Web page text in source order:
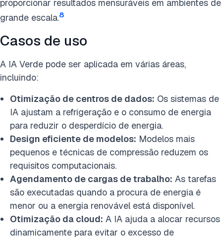
proporcionar resultados mensuráveis em ambientes de
grande escala.8
Casos de uso
A IA Verde pode ser aplicada em várias áreas,
incluindo:
Otimização de centros de dados: Os sistemas de
IA ajustam a refrigeração e o consumo de energia
para reduzir o desperdício de energia.
Design eficiente de modelos: Modelos mais
pequenos e técnicas de compressão reduzem os
requisitos computacionais.
Agendamento de cargas de trabalho: As tarefas
são executadas quando a procura de energia é
menor ou a energia renovável está disponível.
Otimização da cloud: A IA ajuda a alocar recursos
dinamicamente para evitar o excesso de